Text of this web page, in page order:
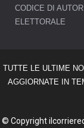
CODICE DI
ELETTORALE
TUTTE LE ULTIME
AGGIORNATE IN
© Copyright